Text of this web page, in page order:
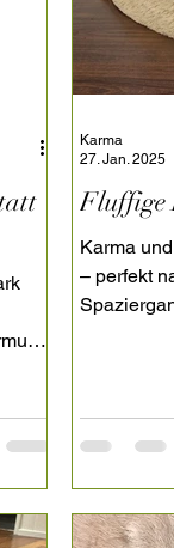
Fluffige
Karma
– perfekt
Karma
27. Jan. 2025